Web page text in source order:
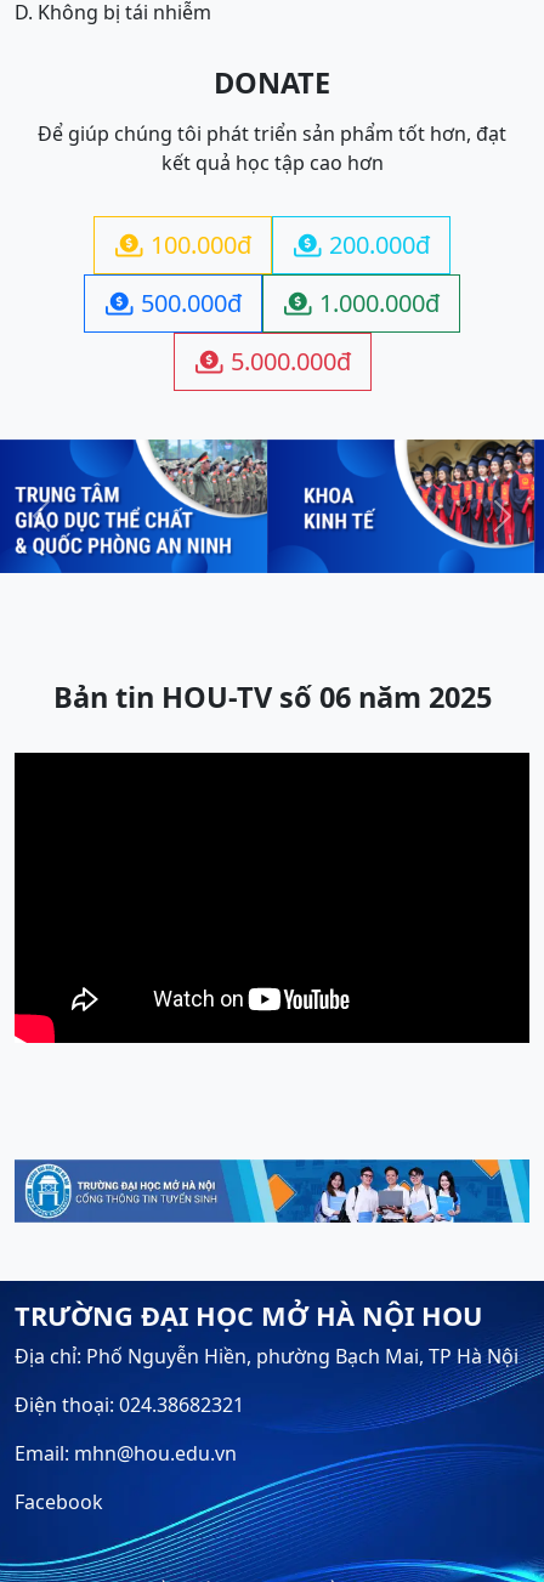
D. Không bị tái nhiễm
DONATE
Để giúp chúng tôi phát triển sản phẩm tốt hơn, đạt
kết quả học tập cao hơn
 100.000đ  200.000đ
 500.000đ  1.000.000đ
 5.000.000đ
Previous Next
Bản tin HOU-TV số 06 năm 2025
TRƯỜNG ĐẠI HỌC MỞ HÀ NỘI HOU
Địa chỉ: Phố Nguyễn Hiền, phường Bạch Mai, TP Hà Nội
Điện thoại: 024.38682321
Email: mhn@hou.edu.vn
Facebook